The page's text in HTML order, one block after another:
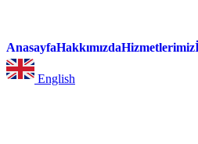
AnasayfaHakkımızdaHizmetlerimiz
English